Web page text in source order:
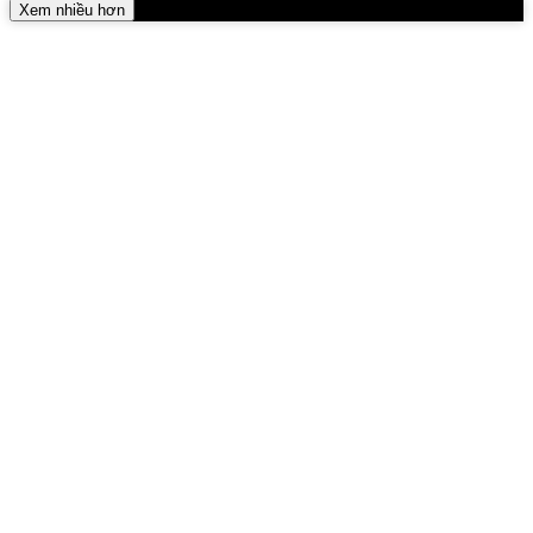
Xem nhiều hơn